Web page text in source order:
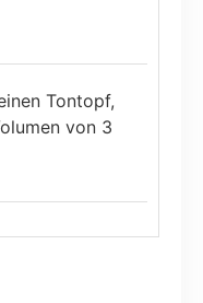
Tontopf,
von 3